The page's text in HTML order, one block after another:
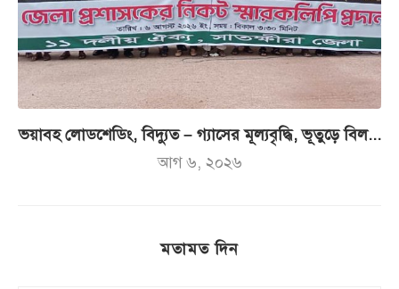
ভয়াবহ লোডশেডিং, বিদ্যুত – গ্যাসের মূল্যবৃদ্ধি, ভূতুড়ে বিল...
আগ ৬, ২০২৬
মতামত দিন